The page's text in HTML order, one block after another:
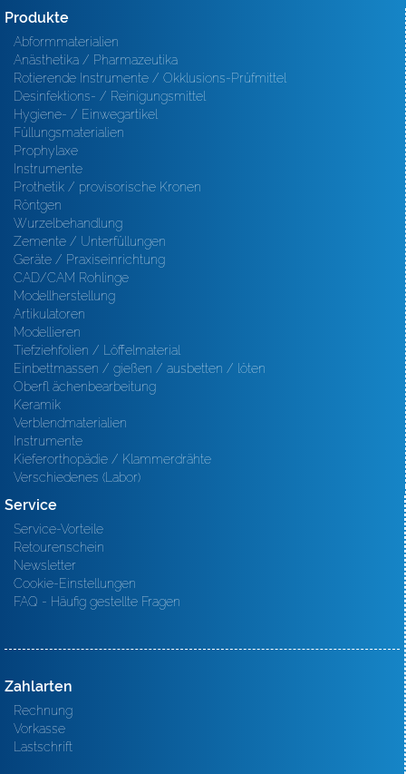
Produkte
Abformmaterialien
Anästhetika / Pharmazeutika
Rotierende Instrumente / Okklusions-Prüfmittel
Desinfektions- / Reinigungsmittel
Hygiene- / Einwegartikel
Füllungsmaterialien
Prophylaxe
Instrumente
Prothetik / provisorische Kronen
Röntgen
Wurzelbehandlung
Zemente / Unterfüllungen
Geräte / Praxiseinrichtung
CAD/CAM Rohlinge
Modellherstellung
Artikulatoren
Modellieren
Tiefziehfolien / Löffelmaterial
Einbettmassen / gießen / ausbetten / löten
Oberfl ächenbearbeitung
Keramik
Verblendmaterialien
Instrumente
Kieferorthopädie / Klammerdrähte
Verschiedenes (Labor)
Service
Service-Vorteile
Retourenschein
Newsletter
Cookie-Einstellungen
FAQ - Häufig gestellte Fragen
Zahlarten
Rechnung
Vorkasse
Lastschrift